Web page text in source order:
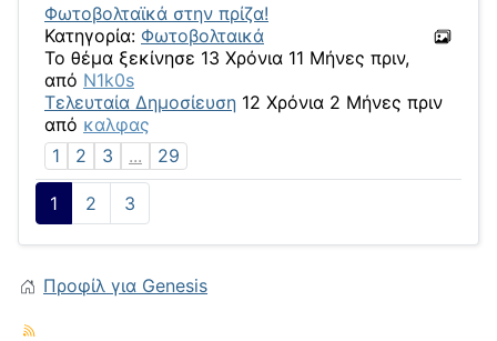
Φωτοβολταϊκά στην πρίζα!
Κατηγορία: Φωτοβολταικά
Το θέμα ξεκίνησε 13 Χρόνια 11 Μήνες πριν,
από N1k0s
Τελευταία Δημοσίευση 12 Χρόνια 2 Μήνες πριν
από καλφας
1
2 3 ... 29
1 2 3
Προφίλ για Genesis